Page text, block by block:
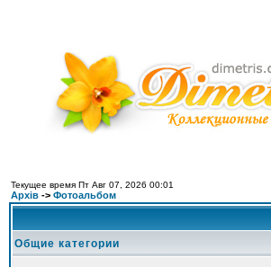
Текущее время Пт Авг 07, 2026 00:01
Архів -> Фотоальбом
Общие категории